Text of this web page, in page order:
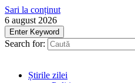
Sari la conținut
6 august 2026
Enter Keyword
Search for:
Știrile zilei